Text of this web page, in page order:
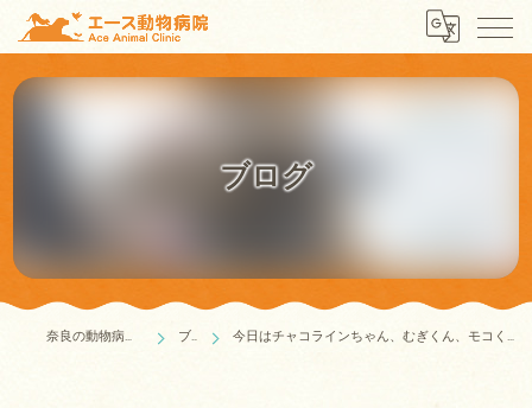
ブログ
奈良の動物病院はエース動物病院 ブログ 今日はチャコラインちゃん、むぎくん、モコくんのトリミングの紹介です【奈良のエース動物病院】